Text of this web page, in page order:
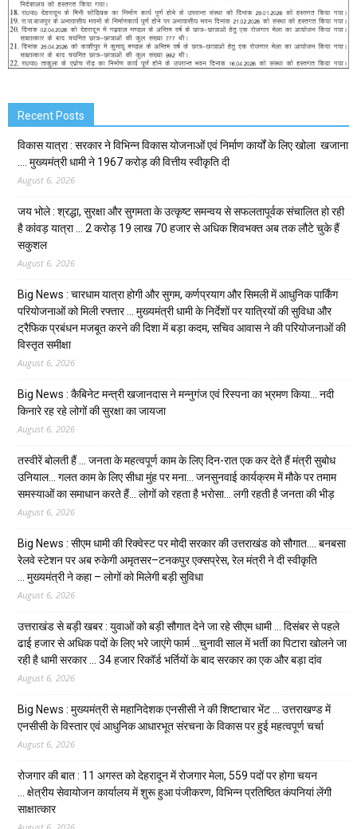
Recent Posts
विकास यात्रा : सरकार ने विभिन्न विकास योजनाओं एवं निर्माण कार्यों के लिए खोला खजाना
…. मुख्यमंत्री धामी ने ₹1967 करोड़ की वित्तीय स्वीकृति दी
August 6, 2026
जय भोले : श्रद्धा, सुरक्षा और सुगमता के उत्कृष्ट समन्वय से सफलतापूर्वक संचालित हो रही
है कांवड़ यात्रा … 2 करोड़ 19 लाख 70 हजार से अधिक शिवभक्त अब तक लौटे चुके हैं
सकुशल
August 6, 2026
Big News : चारधाम यात्रा होगी और सुगम, कर्णप्रयाग और सिमली में आधुनिक पार्किंग
परियोजनाओं को मिली रफ्तार … मुख्यमंत्री धामी के निर्देशों पर यात्रियों की सुविधा और
ट्रैफिक प्रबंधन मजबूत करने की दिशा में बड़ा कदम, सचिव आवास ने की परियोजनाओं की
विस्तृत समीक्षा
August 6, 2026
Big News : कैबिनेट मन्त्री खजानदास ने मन्नुगंज एवं रिस्पना का भ्रमण किया… नदी
किनारे रह रहे लोगों की सुरक्षा का जायजा
August 6, 2026
तस्वीरें बोलती हैं … जनता के महत्वपूर्ण काम के लिए दिन-रात एक कर देते हैं मंत्री सुबोध
उनियाल… गलत काम के लिए सीधा मुंह पर मना… जनसुनवाई कार्यक्रम में मौके पर तमाम
समस्याओं का समाधान करते हैं… लोगों को रहता है भरोसा… लगी रहती है जनता की भीड़
August 6, 2026
Big News : सीएम धामी की रिक्वेस्ट पर मोदी सरकार की उत्तराखंड को सौगात…. बनबसा
रेलवे स्टेशन पर अब रुकेगी अमृतसर–टनकपुर एक्सप्रेस, रेल मंत्री ने दी स्वीकृति
… मुख्यमंत्री ने कहा – लोगों को मिलेगी बड़ी सुविधा
August 6, 2026
उत्तराखंड से बड़ी खबर : युवाओं को बड़ी सौगात देने जा रहे सीएम धामी … दिसंबर से पहले
ढाई हजार से अधिक पदों के लिए भरे जाएंगे फार्म …चुनावी साल में भर्ती का पिटारा खोलने जा
रही है धामी सरकार … 34 हजार रिकॉर्ड भर्तियों के बाद सरकार का एक और बड़ा दांव
August 6, 2026
Big News : मुख्यमंत्री से महानिदेशक एनसीसी ने की शिष्टाचार भेंट … उत्तराखण्ड में
एनसीसी के विस्तार एवं आधुनिक आधारभूत संरचना के विकास पर हुई महत्वपूर्ण चर्चा
August 6, 2026
रोजगार की बात : 11 अगस्त को देहरादून में रोजगार मेला, 559 पदों पर होगा चयन
… क्षेत्रीय सेवायोजन कार्यालय में शुरू हुआ पंजीकरण, विभिन्न प्रतिष्ठित कंपनियां लेंगी
साक्षात्कार